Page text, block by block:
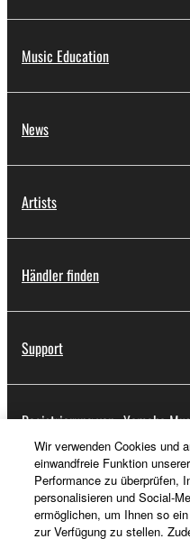
Music Education
News
Artists
Händler finden
Support
Registrierung von „Yamaha
Über Yamaha
Wir verwenden Cookies und
einwandfreie Funktion
Performance zu überprüfen,
personalisieren und Social-
ermöglichen, um Ihnen so
zur Verfügung zu stellen.